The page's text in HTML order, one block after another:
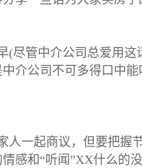
(尽管中介公司总爱用这
介公司不可多得口中能
人一起商议，但要把握节
感和“听闻”XX什么的没